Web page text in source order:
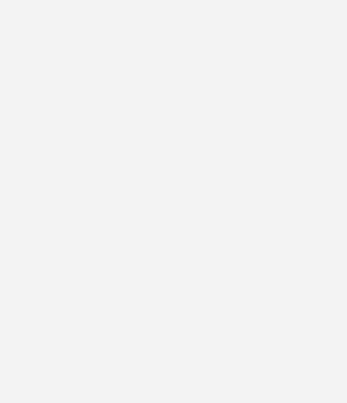
großgeschrieben: Dort
neue Azubis ins Lehrjahr. Beide
Ausbildung, um den
zu bekämpfen.